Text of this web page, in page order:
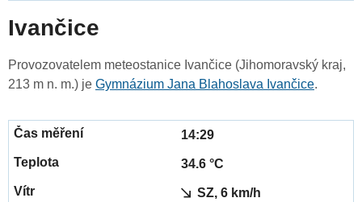
Ivančice
Provozovatelem meteostanice Ivančice (Jihomoravský kraj,
213 m n. m.) je Gymnázium Jana Blahoslava Ivančice.
14:29
34.6 °C
SZ, 6 km/h